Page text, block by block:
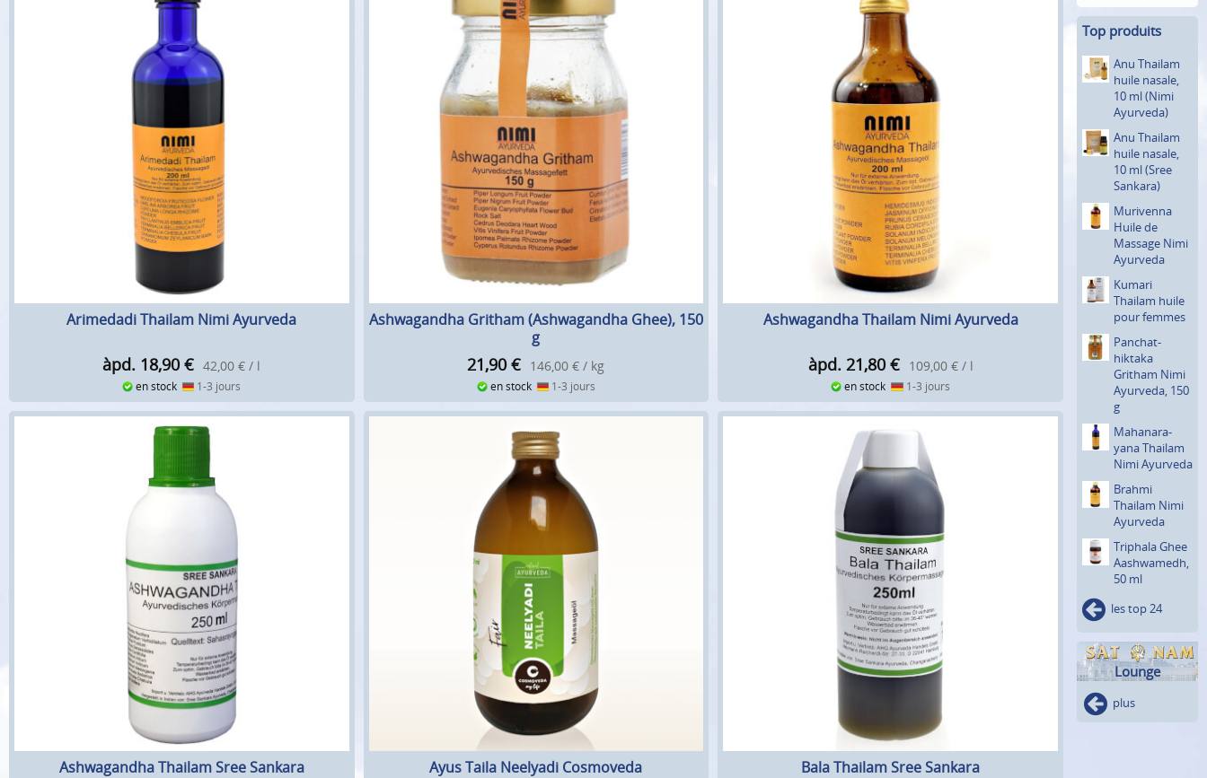
Arimedadi Thailam Nimi Ayurveda
àpd. 18,90 € 42,00 € / l
en stock 1-3 jours
Ashwagandha Gritham (Ashwagandha Ghee), 150
g
21,90 € 146,00 € / kg
en stock 1-3 jours
Ashwagandha Thailam Nimi Ayurveda
àpd. 21,80 € 109,00 € / l
en stock 1-3 jours
Ashwagandha Thailam Sree Sankara Ayus Taila Neelyadi Cosmoveda Bala Thailam Sree Sankara
Top produits
Anu Thailam
huile nasale,
10 ml (Nimi
Ayurveda)
Anu Thailam
huile nasale,
10 ml (Sree
Sankara)
Murivenna
Huile de
Massage Nimi
Ayurveda
Kumari
Thailam huile
pour femmes
Panchat­
hiktaka
Gritham Nimi
Ayurveda, 150
g
Mahanara­
yana Thailam
Nimi Ayurveda
Brahmi
Thailam Nimi
Ayurveda
Triphala Ghee
Aashwa­medh,
50 ml
les top 24
Lounge
plus